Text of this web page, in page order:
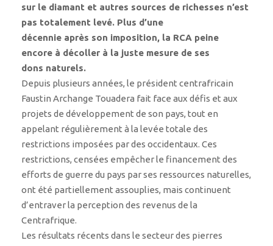
sur le diamant et autres sources de richesses n’est
pas totalement levé. Plus d’une
décennie après son imposition, la RCA peine
encore à décoller à la juste mesure de ses
dons naturels.
Depuis plusieurs années, le président centrafricain
Faustin Archange Touadera fait face aux défis et aux
projets de développement de son pays, tout en
appelant régulièrement à la levée totale des
restrictions imposées par des occidentaux. Ces
restrictions, censées empêcher le financement des
efforts de guerre du pays par ses ressources naturelles,
ont été partiellement assouplies, mais continuent
d’entraver la perception des revenus de la
Centrafrique.
Les résultats récents dans le secteur des pierres